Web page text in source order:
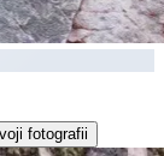
fotografii